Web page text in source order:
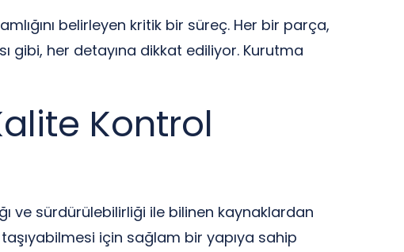
belirleyen kritik bir süreç. Her bir parça,
gibi, her detayına dikkat ediliyor. Kurutma
Kontrol
ve sürdürülebilirliği ile bilinen kaynaklardan
için sağlam bir yapıya sahip